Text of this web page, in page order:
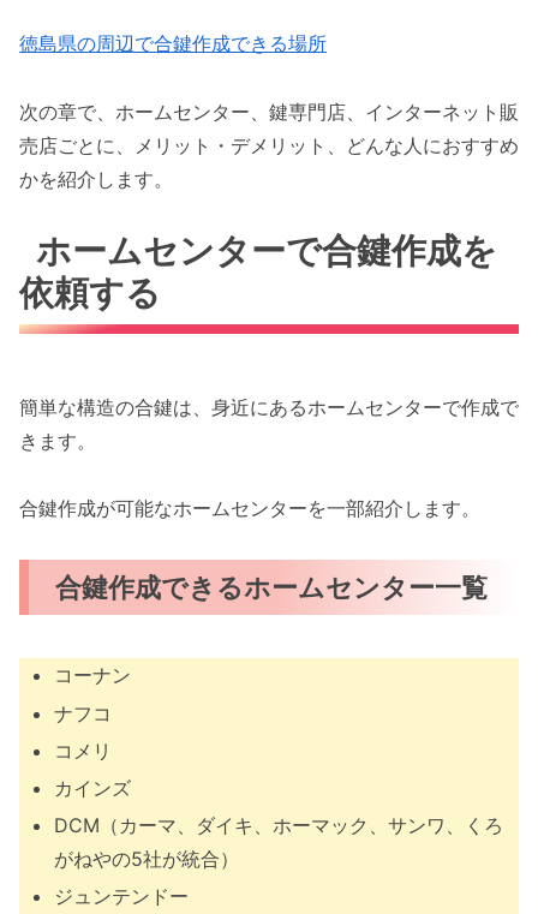
徳島県の周辺で合鍵作成できる場所
次の章で、ホームセンター、鍵専門店、インターネット販
売店ごとに、メリット・デメリット、どんな人におすすめ
かを紹介します。
ホームセンターで合鍵作成を
依頼する
簡単な構造の合鍵は、身近にあるホームセンターで作成で
きます。
合鍵作成が可能なホームセンターを一部紹介します。
合鍵作成できるホームセンター一覧
コーナン
ナフコ
コメリ
カインズ
DCM（カーマ、ダイキ、ホーマック、サンワ、くろ
がねやの5社が統合）
ジュンテンドー